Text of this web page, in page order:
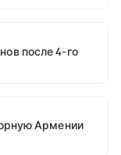
после 4-го
Армении